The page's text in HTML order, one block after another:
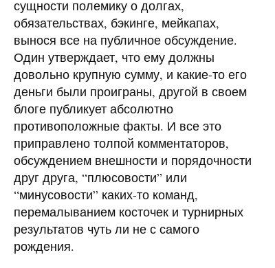
сущности полемику о долгах,
обязательствах, бэкинге, мейкапах,
вынося все на публичное обсуждение.
Один утверждает, что ему должны
довольно крупную сумму, и какие-то его
деньги были проиграны, другой в своем
блоге публикует абсолютно
противоположные факты. И все это
приправлено толпой комментаторов,
обсуждением внешности и порядочности
друг друга, “плюсовости” или
“минусовости” каких-то команд,
перемалыванием косточек и турнирных
результатов чуть ли не с самого
рождения.